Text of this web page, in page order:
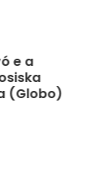
e a
(Globo)